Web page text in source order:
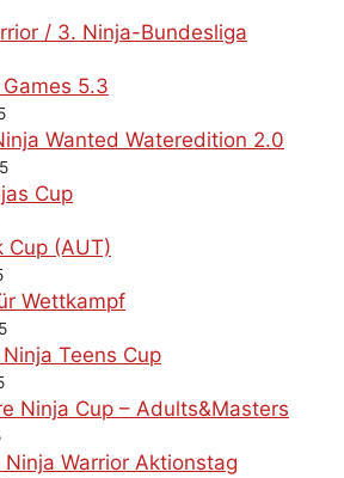
/ 3. Ninja-Bundesliga
5.3
Wanted Wateredition 2.0
Cup
Cup (AUT)
Wettkampf
Teens Cup
Ninja Cup – Adults&Masters
Warrior Aktionstag